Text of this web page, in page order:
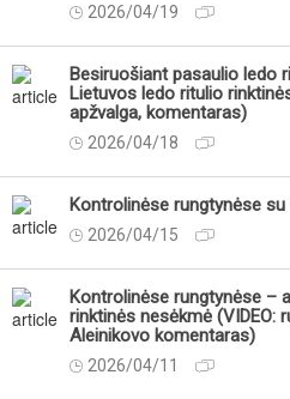
2026/04/19
Besiruošiant pasaulio ledo
Lietuvos ledo ritulio
apžvalga, komentaras)
2026/04/18
Kontrolinėse rungtynėse
2026/04/15
Kontrolinėse rungtynėse –
rinktinės nesėkmė (VIDEO:
Aleinikovo komentaras)
2026/04/11